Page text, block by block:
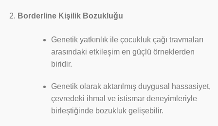
Borderline Kişilik Bozukluğu
Genetik yatkınlık ile çocukluk çağı travmaları
arasındaki etkileşim en güçlü örneklerden
biridir.
Genetik olarak aktarılmış duygusal hassasiyet,
çevredeki ihmal ve istismar deneyimleriyle
birleştiğinde bozukluk gelişebilir.